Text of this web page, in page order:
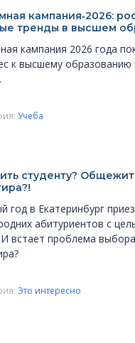
кампания‑2026:
тренды в высшем
кампания 2026 года
к высшему образованию
Учеба
студенту?
год в Екатеринбург
абитуриентов с
встает проблема
Это интересно